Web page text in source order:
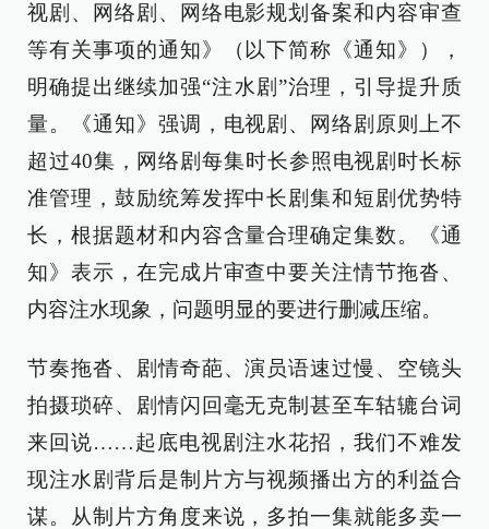
视剧、网络剧、网络电影规划备案和内容审查
等有关事项的通知》（以下简称《通知》），
明确提出继续加强“注水剧”治理，引导提升质
量。《通知》强调，电视剧、网络剧原则上不
超过40集，网络剧每集时长参照电视剧时长标
准管理，鼓励统筹发挥中长剧集和短剧优势特
长，根据题材和内容含量合理确定集数。《通
知》表示，在完成片审查中要关注情节拖沓、
内容注水现象，问题明显的要进行删减压缩。
节奏拖沓、剧情奇葩、演员语速过慢、空镜头
拍摄琐碎、剧情闪回毫无克制甚至车轱辘台词
来回说……起底电视剧注水花招，我们不难发
现注水剧背后是制片方与视频播出方的利益合
谋。从制片方角度来说，多拍一集就能多卖一